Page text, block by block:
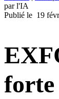
FR
Soutien
Services
Acheter
Ressources
par l'IA
Publié le 19
forte